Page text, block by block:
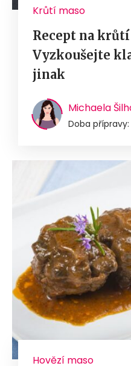
Krůtí maso
Recept na
Vyzkoušejte
jinak
Michaela
Doba
Hovězí maso